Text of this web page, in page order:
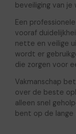
beveiliging van je
Een
vooraf
nette en veilige
wordt er
die zorgen voor
Vakmanschap
over de beste
alleen snel
bent op de lange